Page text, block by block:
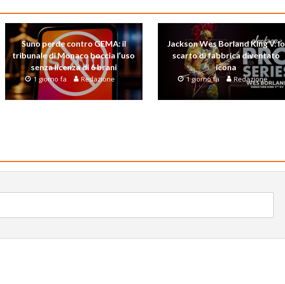
Suno perde contro GEMA: il
tribunale di Monaco boccia l’uso
senza licenza di 6 brani
1 giorno fa Redazione
Jackson Wes Borland King V: lo
scarto di fabbrica diventato
icona
1 giorno fa Redazione